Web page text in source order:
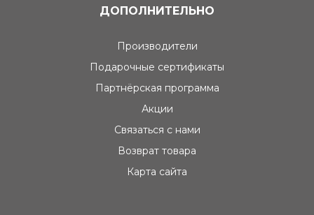
ДОПОЛНИТЕЛЬНО
Производители
Подарочные сертификаты
Партнёрская программа
Акции
Связаться с нами
Возврат товара
Карта сайта